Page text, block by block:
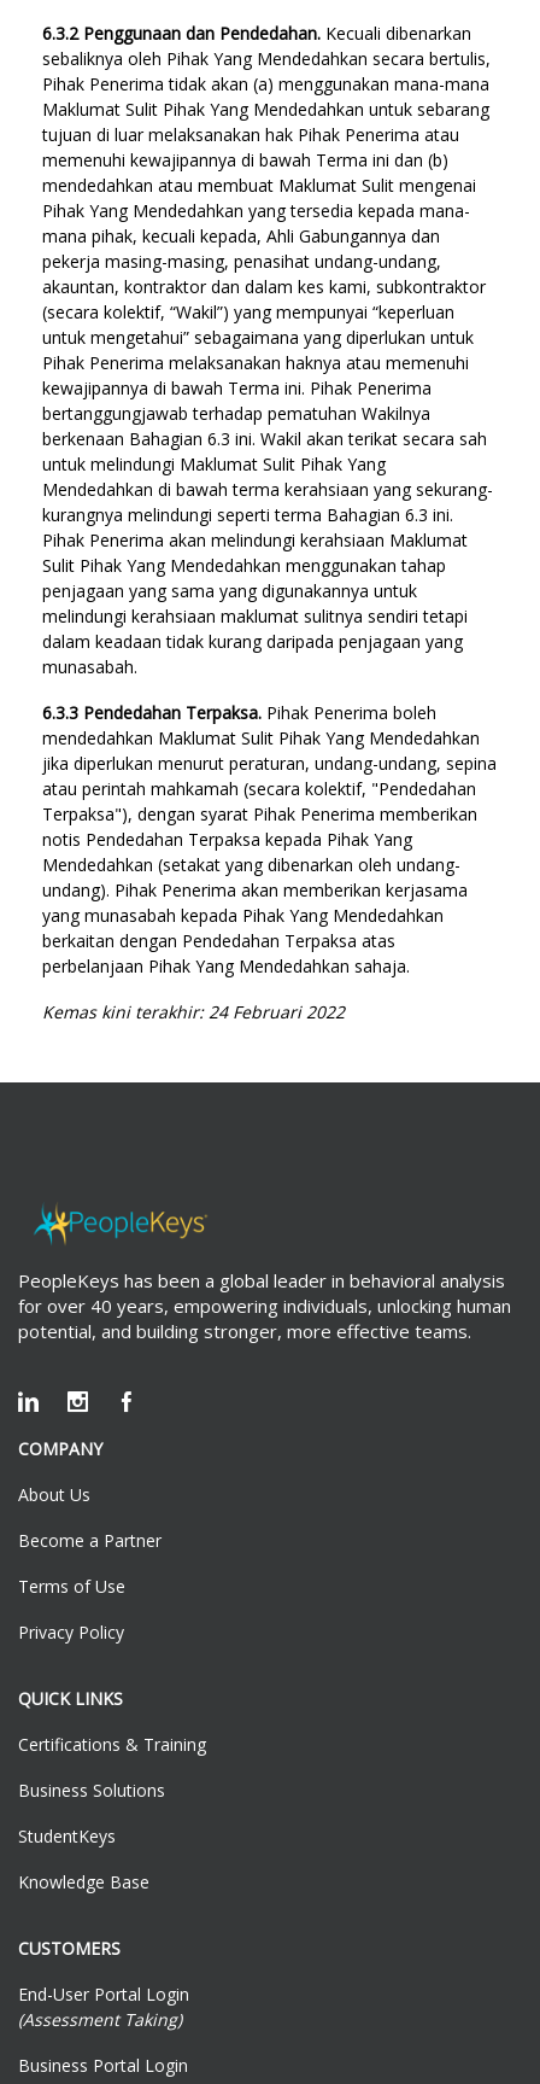
6.3.2 Penggunaan dan Pendedahan. Kecuali dibenarkan
sebaliknya oleh Pihak Yang Mendedahkan secara bertulis,
Pihak Penerima tidak akan (a) menggunakan mana-mana
Maklumat Sulit Pihak Yang Mendedahkan untuk sebarang
tujuan di luar melaksanakan hak Pihak Penerima atau
memenuhi kewajipannya di bawah Terma ini dan (b)
mendedahkan atau membuat Maklumat Sulit mengenai
Pihak Yang Mendedahkan yang tersedia kepada mana-
mana pihak, kecuali kepada, Ahli Gabungannya dan
pekerja masing-masing, penasihat undang-undang,
akauntan, kontraktor dan dalam kes kami, subkontraktor
(secara kolektif, “Wakil”) yang mempunyai “keperluan
untuk mengetahui” sebagaimana yang diperlukan untuk
Pihak Penerima melaksanakan haknya atau memenuhi
kewajipannya di bawah Terma ini. Pihak Penerima
bertanggungjawab terhadap pematuhan Wakilnya
berkenaan Bahagian 6.3 ini. Wakil akan terikat secara sah
untuk melindungi Maklumat Sulit Pihak Yang
Mendedahkan di bawah terma kerahsiaan yang sekurang-
kurangnya melindungi seperti terma Bahagian 6.3 ini.
Pihak Penerima akan melindungi kerahsiaan Maklumat
Sulit Pihak Yang Mendedahkan menggunakan tahap
penjagaan yang sama yang digunakannya untuk
melindungi kerahsiaan maklumat sulitnya sendiri tetapi
dalam keadaan tidak kurang daripada penjagaan yang
munasabah.
6.3.3 Pendedahan Terpaksa. Pihak Penerima boleh
mendedahkan Maklumat Sulit Pihak Yang Mendedahkan
jika diperlukan menurut peraturan, undang-undang, sepina
atau perintah mahkamah (secara kolektif, "Pendedahan
Terpaksa"), dengan syarat Pihak Penerima memberikan
notis Pendedahan Terpaksa kepada Pihak Yang
Mendedahkan (setakat yang dibenarkan oleh undang-
undang). Pihak Penerima akan memberikan kerjasama
yang munasabah kepada Pihak Yang Mendedahkan
berkaitan dengan Pendedahan Terpaksa atas
perbelanjaan Pihak Yang Mendedahkan sahaja.
Kemas kini terakhir: 24 Februari 2022
PeopleKeys has been a global leader in behavioral analysis
for over 40 years, empowering individuals, unlocking human
potential, and building stronger, more effective teams.
COMPANY
About Us
Become a Partner
Terms of Use
Privacy Policy
QUICK LINKS
Certifications & Training
Business Solutions
StudentKeys
Knowledge Base
CUSTOMERS
End-User Portal Login
(Assessment Taking)
Business Portal Login